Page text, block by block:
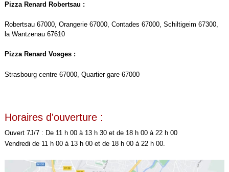
Pizza Renard Robertsau :
Robertsau 67000, Orangerie 67000, Contades 67000, Schiltigeim 67300,
la Wantzenau 67610
Pizza Renard Vosges :
Strasbourg centre 67000, Quartier gare 67000
Horaires d'ouverture :
Ouvert 7J/7 : De 11 h 00 à 13 h 30 et de 18 h 00 à 22 h 00
Vendredi de 11 h 00 à 13 h 00 et de 18 h 00 à 22 h 00.